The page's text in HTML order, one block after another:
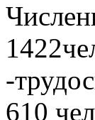
-
610